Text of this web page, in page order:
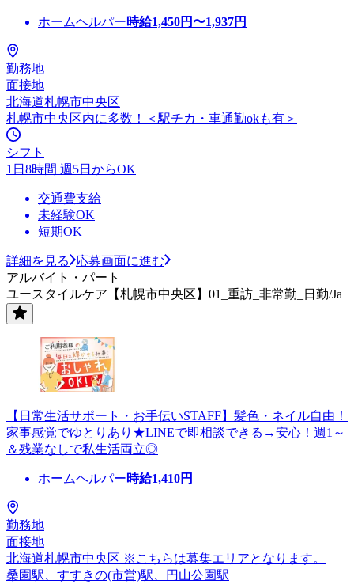
ホームヘルパー時給1,450円〜1,937円
勤務地
面接地
北海道札幌市中央区
札幌市中央区内に多数！＜駅チカ・車通勤okも有＞
シフト
1日8時間 週5日からOK
交通費支給
未経験OK
短期OK
詳細を見る
応募画面に進む
アルバイト・パート
ユースタイルケア【札幌市中央区】01_重訪_非常勤_日勤/Ja
【日常生活サポート・お手伝いSTAFF】髪色・ネイル自由！
家事感覚でゆとりあり★LINEで即相談できる→安心！週1～
＆残業なしで私生活両立◎
ホームヘルパー時給1,410円
勤務地
面接地
北海道札幌市中央区 ※こちらは募集エリアとなります。
桑園駅、すすきの(市営)駅、円山公園駅